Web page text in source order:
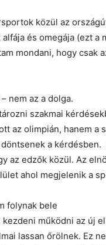
közül az
és omegája (ezt a
mondani, hogy csak
nem az a dolga.
szakmai
az olimpián, hanem a
a
az edzők közül. Az
ahol megjelenik a
folynak bele
működni az új
lassan őrölnek. Ez